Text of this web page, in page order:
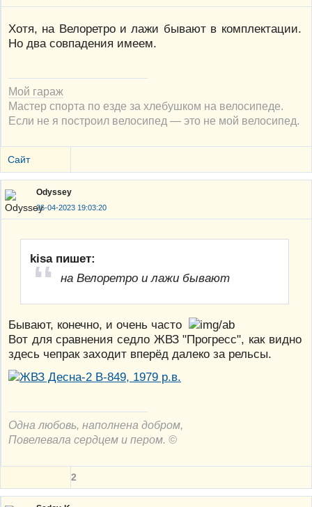
Хотя, на Велоретро и лажи бывают в комплектации.
Но два совпадения имеем.
Мой гараж
Мастер спорта по езде за хлебушком на велосипеде.
Если не я построил велосипед — это не мой велосипед.
Сайт
Odyssey
26-04-2023 19:03:20
kisa пишет:
на Велоретро и лажи бывают
Бывают, конечно, и очень часто
Вот для сравнения седло ЖВЗ "Прогресс", как видно
здесь чепрак заходит вперёд далеко за рельсы.
Одна любовь, наполнена добром,
Повелевала сердцем и пером. ©
2